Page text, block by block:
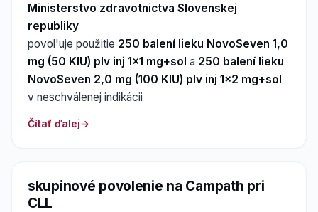
Ministerstvo zdravotnictva Slovenskej
republiky
povol'uje použitie 250 balení lieku NovoSeven 1,0
mg (50 KIU) plv inj 1x1 mg+sol a 250 balení lieku
NovoSeven 2,0 mg (100 KIU) plv inj 1x2 mg+sol
v neschválenej indikácii
Čítať ďalej
skupinové povolenie na Campath pri
CLL